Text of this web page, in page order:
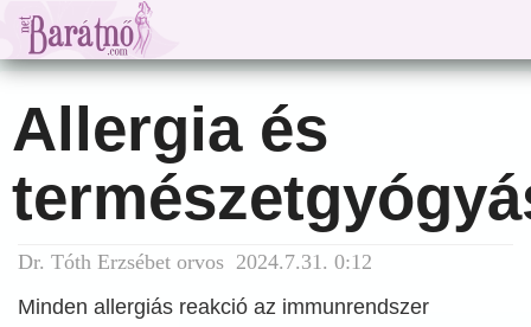
Allergia és
Dr. Tóth Erzsébet orvos 2024.7.31. 0:12
Minden allergiás reakció az immunrendszer